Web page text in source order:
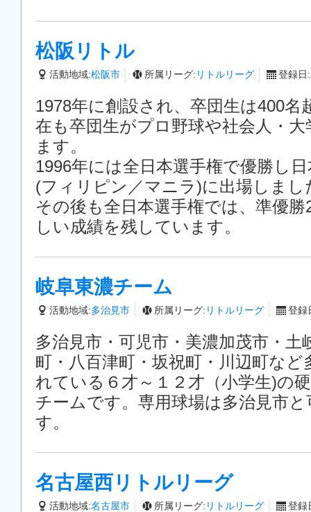
松阪リトル
活動地域:松阪市 所属リーグ: リトルリーグ 登録日
1978年に創設され、卒団生は400
在も卒団生がプロ野球や社会人・
ます。
1996年には全日本選手権で優勝し
(フィリピン／マニラ)に出場しまし
その後も全日本選手権では、準優
しい成績を残しています。
岐阜東濃チーム
活動地域:多治見市 所属リーグ: リトルリーグ 登録
多治見市・可児市・美濃加茂市・土
町・八百津町・坂祝町・川辺町な
れている６才～１２才（小学生)の
チームです。専用球場は多治見市
す。
名古屋西リトルリーグ
活動地域:名古屋市 所属リーグ: リトルリーグ 登録